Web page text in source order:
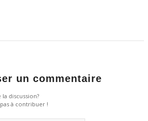
un commentaire
discussion?
pas à contribuer !